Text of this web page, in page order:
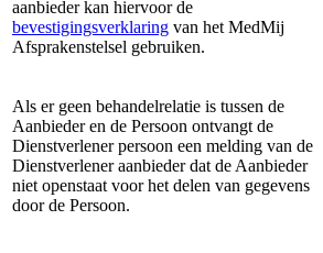
aanbieder kan hiervoor de
bevestigingsverklaring van het MedMij
Afsprakenstelsel gebruiken.
Als er geen behandelrelatie is tussen de
Aanbieder en de Persoon ontvangt de
Dienstverlener persoon een melding van de
Dienstverlener aanbieder dat de Aanbieder
niet openstaat voor het delen van gegevens
door de Persoon.